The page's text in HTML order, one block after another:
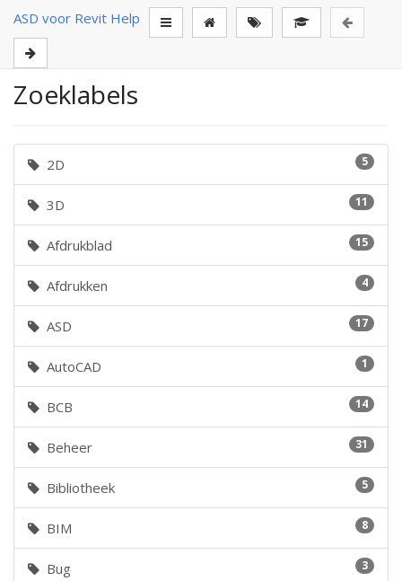
ASD voor Revit Help
Zoeklabels
5
2D
11
3D
15
Afdrukblad
4
Afdrukken
17
ASD
1
AutoCAD
14
BCB
31
Beheer
5
Bibliotheek
8
BIM
3
Bug